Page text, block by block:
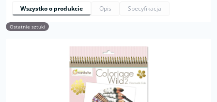
Wszystko o produkcie Opis Specyfikacja
Ostatnie sztuki